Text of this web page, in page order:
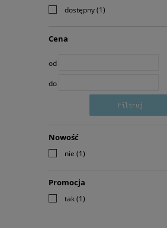
dostępny(1)
Cena
od
do
Filtruj
Nowość
nie (1)
Promocja
tak(1)